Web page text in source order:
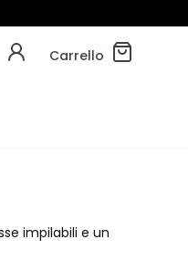
Carrello
impilabili e un